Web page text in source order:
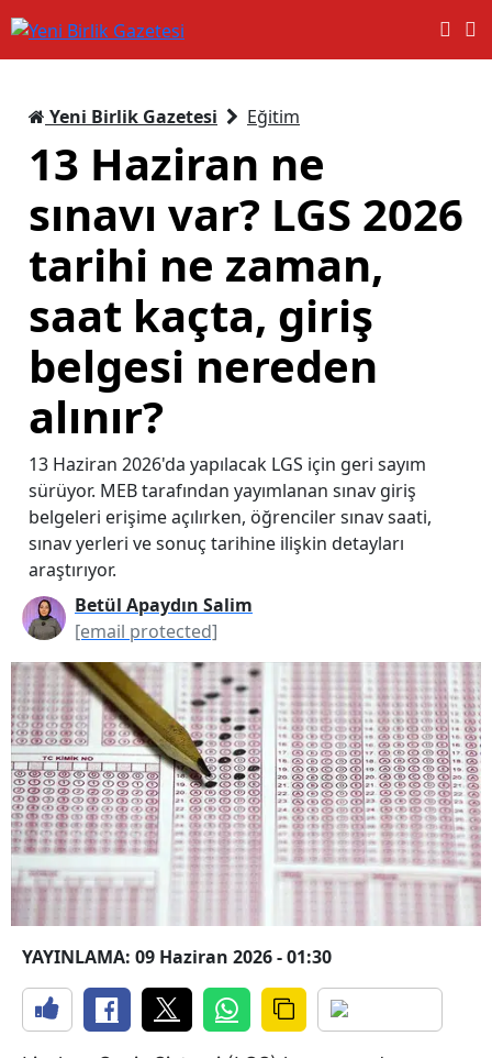
Yeni Birlik Gazetesi Eğitim
13 Haziran ne
sınavı var? LGS 2026
tarihi ne zaman,
saat kaçta, giriş
belgesi nereden
alınır?
13 Haziran 2026'da yapılacak LGS için geri sayım
sürüyor. MEB tarafından yayımlanan sınav giriş
belgeleri erişime açılırken, öğrenciler sınav saati,
sınav yerleri ve sonuç tarihine ilişkin detayları
araştırıyor.
Betül Apaydın Salim
[email protected]
YAYINLAMA: 09 Haziran 2026 - 01:30